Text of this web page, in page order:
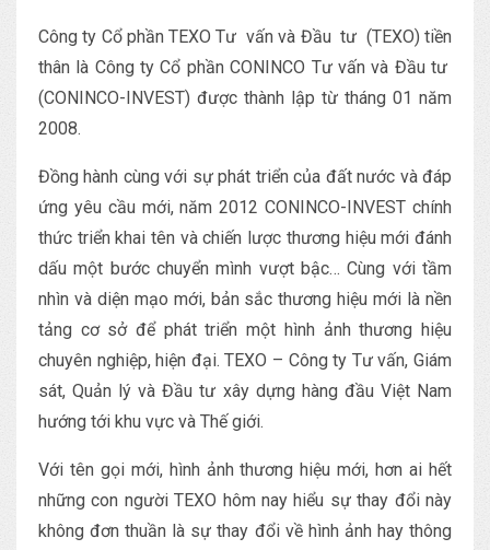
Công ty Cổ phần TEXO Tư vấn và Đầu tư (TEXO) tiền
thân là Công ty Cổ phần CONINCO Tư vấn và Đầu tư
(CONINCO-INVEST) được thành lập từ tháng 01 năm
2008.
Đồng hành cùng với sự phát triển của đất nước và đáp
ứng yêu cầu mới, năm 2012 CONINCO-INVEST chính
thức triển khai tên và chiến lược thương hiệu mới đánh
dấu một bước chuyển mình vượt bậc… Cùng với tầm
nhìn và diện mạo mới, bản sắc thương hiệu mới là nền
tảng cơ sở để phát triển một hình ảnh thương hiệu
chuyên nghiệp, hiện đại. TEXO – Công ty Tư vấn, Giám
sát, Quản lý và Đầu tư xây dựng hàng đầu Việt Nam
hướng tới khu vực và Thế giới.
Với tên gọi mới, hình ảnh thương hiệu mới, hơn ai hết
những con người TEXO hôm nay hiểu sự thay đổi này
không đơn thuần là sự thay đổi về hình ảnh hay thông